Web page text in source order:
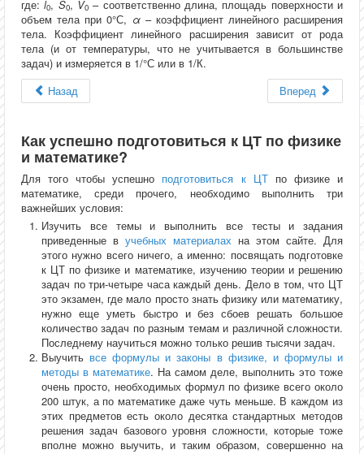
где:l0, S0, V0 – соответственно длина, площадь поверхности и
объем тела при 0°С, α– коэффициент линейного расширения
тела. Коэффициент линейного расширения зависит от рода
тела (и от температуры, что не учитывается в большинстве
задач) и измеряется в 1/°С или в 1/К.
Назад
Вперед
Как успешно подготовиться к ЦТ по физике
и математике?
Для того чтобы успешно подготовиться к ЦТпо физике и
математике, среди прочего, необходимо выполнить три
важнейших условия:
Изучить все темы и выполнить все тесты и задания
приведенные в учебных материалах на этом сайте. Для
этого нужно всего ничего, а именно: посвящать подготовке
к ЦТ по физике и математике, изучению теории и решению
задач по три-четыре часа каждый день. Дело в том, что ЦТ
это экзамен, где мало просто знать физику или математику,
нужно еще уметь быстро и без сбоев решать большое
количество задач по разным темам и различной сложности.
Последнему научиться можно только решив тысячи задач.
Выучить все формулы и законы в физике, и формулы и
методы в математике. На самом деле, выполнить это тоже
очень просто, необходимых формул по физике всего около
200 штук, а по математике даже чуть меньше. В каждом из
этих предметов есть около десятка стандартных методов
решения задач базового уровня сложности, которые тоже
вполне можно выучить, и таким образом, совершенно на